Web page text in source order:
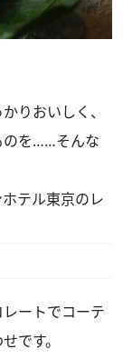
りおいしく、
のを……そんな
テル東京のレ
ートでコーテ
です。